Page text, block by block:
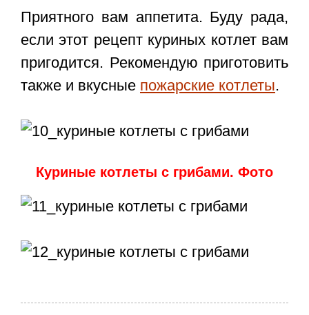
Приятного вам аппетита. Буду рада,
если этот рецепт куриных котлет вам
пригодится. Рекомендую приготовить
также и вкусные пожарские котлеты.
Куриные котлеты с грибами. Фото